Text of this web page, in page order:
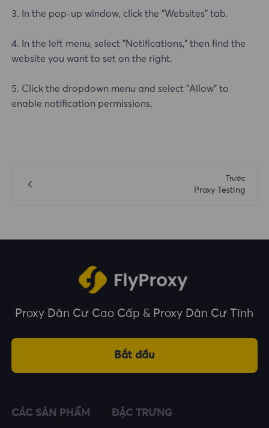
3. In the pop-up window, click the "Websites" tab.
4. In the left menu, select "Notifications," then find the
website you want to set on the right.
5. Click the dropdown menu and select "Allow" to
enable notification permissions.
Trước
Proxy Testing
Proxy Dân Cư Cao Cấp & Proxy Dân Cư Tĩnh
Bắt đầu
CÁC SẢN PHẨM ĐẶC TRƯNG